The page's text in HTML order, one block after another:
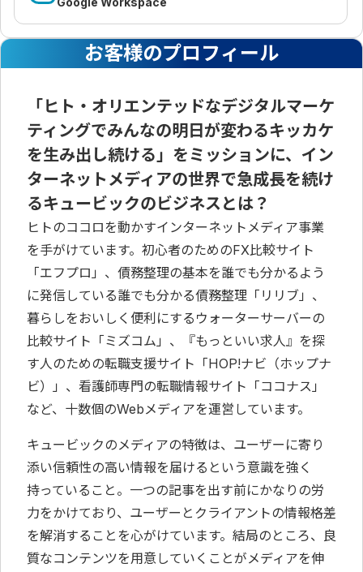
お客様のプロフィール
「ヒト・オリエンテッドなデジタルマーケ
ティングでみんなの明日が変わるキッカケ
を生み出し続ける」をミッションに、イン
ターネットメディアの世界で急成長を続け
るキュービックのビジネスとは？
ヒトのココロを動かすインターネットメディア事業
を手がけています。初心者のためのFX比較サイト
「エフプロ」、債務整理の基本を誰でも分かるよう
に発信している誰でも分かる債務整理「リリブ」、
暮らしをおいしく便利にするウォーターサーバーの
比較サイト「ミズコム」、『もっといい求人』を探
す人のための転職支援サイト「HOP!ナビ（ホップナ
ビ）」、看護師専門の転職情報サイト「ココナス」
など、十数個のWebメディアを運営しています。
キュービックのメディアの特徴は、ユーザーに寄り
添い信頼性の高い情報を届けるという意識を強く
持っていること。一つの記事を出す前にかなりの労
力をかけており、ユーザーとクライアントの情報格差
を解消することを心がけています。結局のところ、良
質なコンテンツを用意していくことがメディアを伸